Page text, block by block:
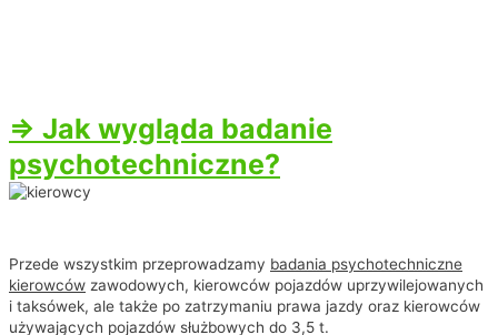
⇒ Jak wygląda badanie
psychotechniczne?
Przede wszystkim przeprowadzamy badania psychotechniczne
kierowców zawodowych, kierowców pojazdów uprzywilejowanych
i taksówek, ale także po zatrzymaniu prawa jazdy oraz kierowców
używających pojazdów służbowych do 3,5 t.